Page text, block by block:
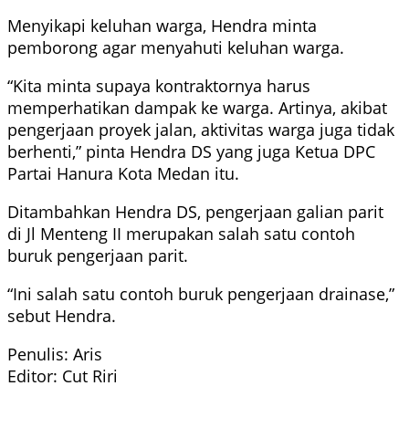
Menyikapi keluhan warga, Hendra minta
pemborong agar menyahuti keluhan warga.
“Kita minta supaya kontraktornya harus
memperhatikan dampak ke warga. Artinya, akibat
pengerjaan proyek jalan, aktivitas warga juga tidak
berhenti,” pinta Hendra DS yang juga Ketua DPC
Partai Hanura Kota Medan itu.
Ditambahkan Hendra DS, pengerjaan galian parit
di Jl Menteng II merupakan salah satu contoh
buruk pengerjaan parit.
“Ini salah satu contoh buruk pengerjaan drainase,”
sebut Hendra.
Penulis: Aris
Editor: Cut Riri